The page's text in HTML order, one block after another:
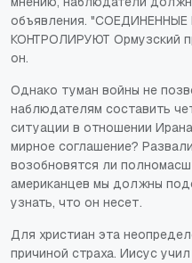
объявления.
КОНТРОЛИРУЮТ Ормузский
он.
Однако туман войны не
наблюдателям составить
ситуации в отношении
мирное соглашение?
возобновятся ли
американцев мы должны
узнать, что он несет.
Для христиан эта
причиной страха. Иисус